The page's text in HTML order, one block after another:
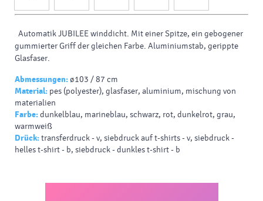
Automatik JUBILEE winddicht. Mit einer Spitze, ein gebogener
gummierter Griff der gleichen Farbe. Aluminiumstab, gerippte
Glasfaser.
Abmessungen:ø103 / 87 cm
Material: pes (polyester), glasfaser, aluminium, mischung von
materialien
Farbe:dunkelblau, marineblau, schwarz, rot, dunkelrot, grau,
warmweiß
Drück:transferdruck - v, siebdruck auf t-shirts - v, siebdruck -
helles t-shirt - b, siebdruck - dunkles t-shirt - b